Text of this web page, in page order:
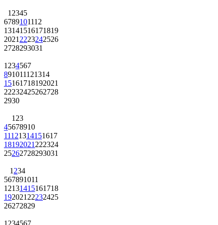
1 2345
6789101112
13141516171819
2021 2223242526
2728293031
1 234567
891011121314
15161718192021
22232425262728
2930
1 23
45678910
11121314151617
18192021 222324
25262728293031
1 234
567891011
12131415161718
192021 22232425
26272829
1 234567